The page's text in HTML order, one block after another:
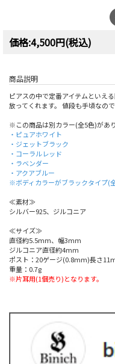
価格:4,500円(税込)
商品説明
ピアスの中で定番アイテムといえ
放ってくれます。 値段も手頃なの
※この商品は別カラー(全5色)があり
・ピュアホワイト
・ジェットブラック
・コーラルレッド
・ラベンダー
・アクアブルー
※ボディカラーがブラックタイプ(
≪素材≫
シルバー925、ジルコニア
≪サイズ≫
直径約5.5mm、幅3mm
ジルコニア直径約4mm
ポスト：20ゲージ(0.8mm)長さ
重量：0.7g
※片耳用(1個売り)となります。